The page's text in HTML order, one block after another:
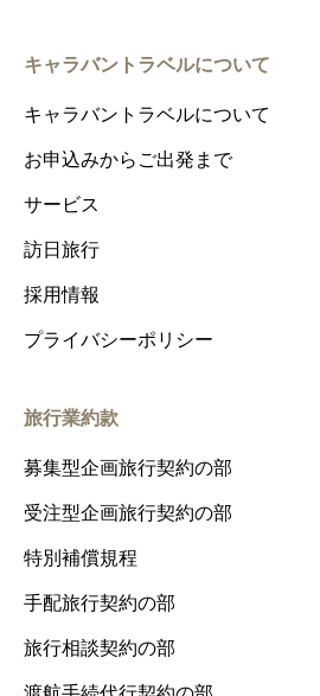
キャラバントラベルについて
キャラバントラベルについて
お申込みからご出発まで
サービス
訪日旅行
採用情報
プライバシーポリシー
旅行業約款
募集型企画旅行契約の部
受注型企画旅行契約の部
特別補償規程
手配旅行契約の部
旅行相談契約の部